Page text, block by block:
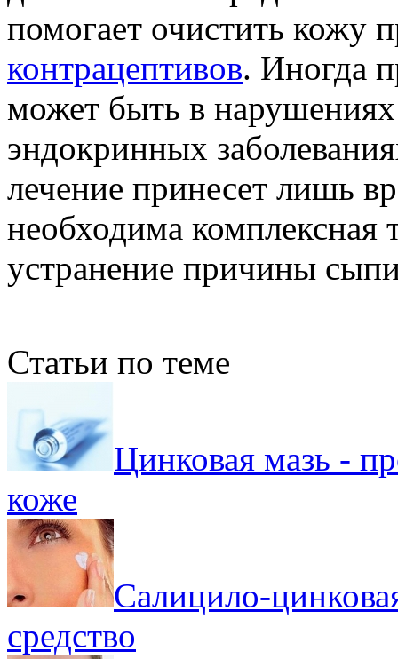
помогает очистить кожу
контрацептивов. Иногда
может быть в
эндокринных
лечение принесет лишь
необходима комплексная
устранение причины
Статьи по теме
Цинковая мазь -
коже
Салицило-
средство